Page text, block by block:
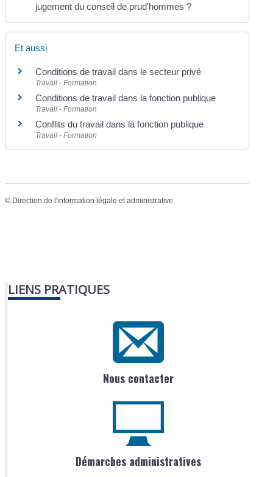
jugement du conseil de prud'hommes ?
Et aussi
Conditions de travail dans le secteur privé
Travail - Formation
Conditions de travail dans la fonction publique
Travail - Formation
Conflits du travail dans la fonction publique
Travail - Formation
© Direction de l'information légale et administrative
LIENS PRATIQUES
Nous contacter
Démarches administratives